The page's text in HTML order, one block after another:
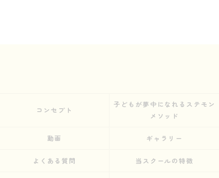
コンセプト
子どもが夢中になれるステモン
メソッド
動画 ギャラリー
よくある質問 当スクールの特徴